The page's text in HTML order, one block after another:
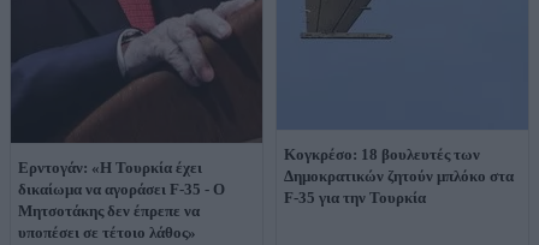
Ερντογάν: «Η Τουρκία έχει
δικαίωμα να αγοράσει F-35 - Ο
Μητσοτάκης δεν έπρεπε να
υποπέσει σε τέτοιο λάθος»
Κογκρέσο: 18 βουλευτές των
Δημοκρατικών ζητούν μπλόκο στα
F-35 για την Τουρκία